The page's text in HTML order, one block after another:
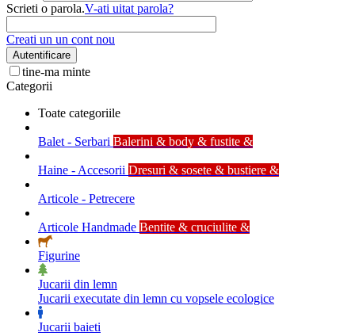
Scrieti o parola.V-ati uitat parola?
Creati un un cont nou
Autentificare
tine-ma minte
Categorii
Toate categoriile
Balet - Serbari Balerini & body & fustite &
Haine - Accesorii Dresuri & sosete & bustiere &
Articole - Petrecere
Articole Handmade Bentite & cruciulite &
Figurine
Jucarii din lemn
Jucarii executate din lemn cu vopsele ecologice
Jucarii baieti